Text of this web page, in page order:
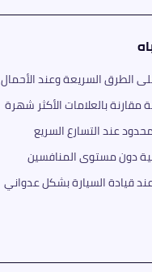
الطرق السريعة وعند الأحمال
بالعلامات الأكثر شهرة
دون مستوى المنافسين